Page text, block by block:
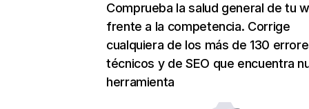
Comprueba la salud general de tu
frente a la competencia. Corrige
cualquiera de los más de 130
técnicos y de SEO que encuentra
herramienta